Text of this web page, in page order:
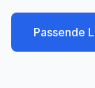
Passende